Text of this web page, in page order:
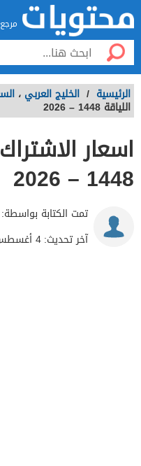
الرئيسية / الخليج العربي ،
اللياقة 1448 – 2026
اسعار
1448 – 2026
تمت الكتابة بواسطة:
آخر تحديث:4 أغسطس 2026 - 4:48ص